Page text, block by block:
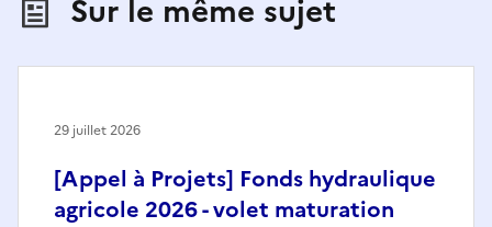
Sur le même sujet
[Appel à Projets] Fonds hydraulique
agricole 2026 - volet maturation
29 juillet 2026